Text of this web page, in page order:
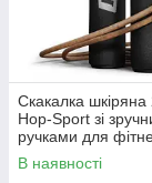
Скакалка
Hop-Sport зі
ручками для
кросфіту
В наявності